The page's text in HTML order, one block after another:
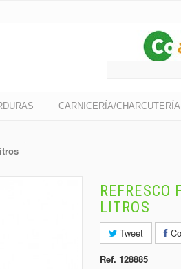
CARNICERÍA/CHARCUTERÍA
LITROS
Tweet
Ref. 128885